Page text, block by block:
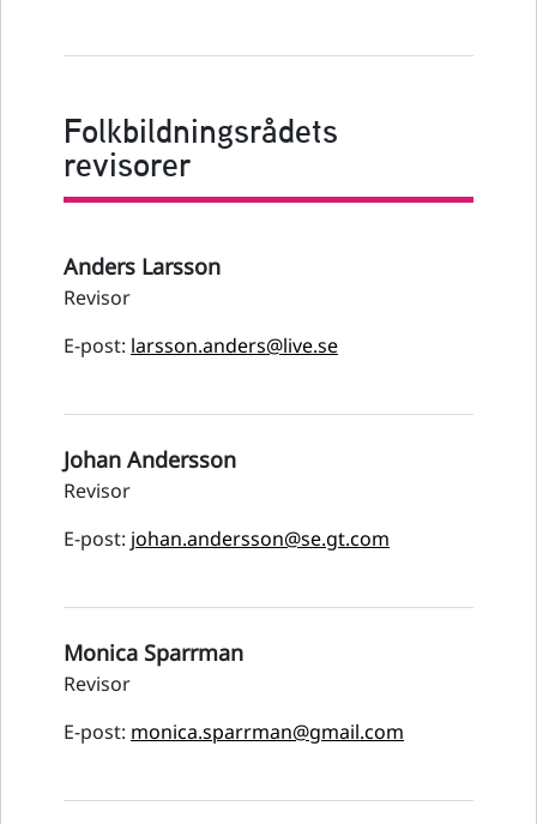
Folkbildningsrådets
revisorer
Anders Larsson
Revisor
E-post: larsson.anders@live.se
Johan Andersson
Revisor
E-post: johan.andersson@se.gt.com
Monica Sparrman
Revisor
E-post: monica.sparrman@gmail.com